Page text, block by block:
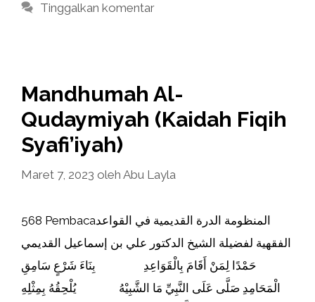
Tinggalkan komentar
Mandhumah Al-
Qudaymiyah (Kaidah Fiqih
Syafi’iyah)
Maret 7, 2023 oleh Abu Layla
568 Pembacaالمنظومة الدرة القديمية في القواعد
الفقهية لفضيلة الشيخ الدكتور علي بن إسماعيل القديمي
حَمْدًا لِمَنْ أَقَامَ بِالْقَوَاعِدِ بِنَاءَ شَرْعٍ سَامِقِ
الْمَحَامِدِ صَلَّى عَلَى النَّبِيِّ مَا الشَّبِيْهُ يُلْحِقُهُ بِمِثْلِهِ